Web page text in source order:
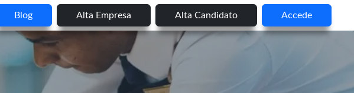
Blog Alta Empresa Alta Candidato Accede